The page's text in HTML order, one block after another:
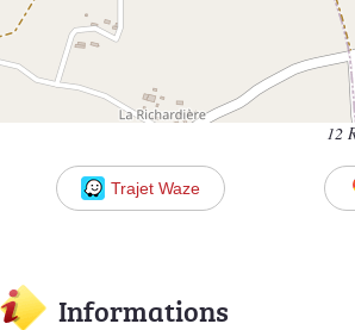
12
Trajet Waze
Informations